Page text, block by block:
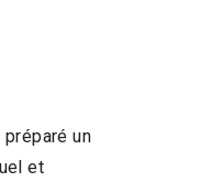
un
et